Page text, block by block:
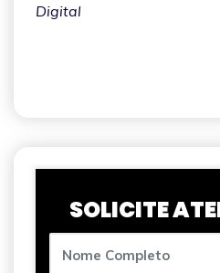
Digital
SOLICITE